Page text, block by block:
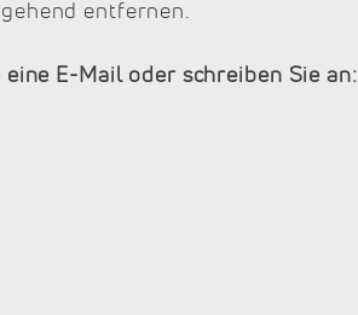
entfernen.
E-Mail oder schreiben Sie an: